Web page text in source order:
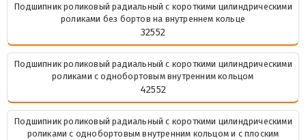
Подшипник роликовый радиальный с короткими цилиндрическими
роликами без бортов на внутреннем кольце
32552
Подшипник роликовый радиальный с короткими цилиндрическими
роликами с однобортовым внутренним кольцом
42552
Подшипник роликовый радиальный с короткими цилиндрическими
роликами с однобортовым внутренним кольцом и с плоским